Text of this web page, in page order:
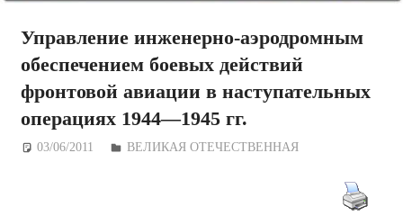
Управление инженерно-аэродромным
обеспечением боевых действий
фронтовой авиации в наступательных
операциях 1944—1945 гг.
03/06/2011 Дежурный по Редакции
ВЕЛИКАЯ ОТЕЧЕСТВЕННАЯ